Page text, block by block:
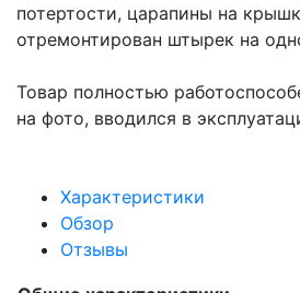
потертости, царапины на
отремонтирован штырек на
Товар полностью
на фото, вводился в
Характеристики
Обзор
Отзывы